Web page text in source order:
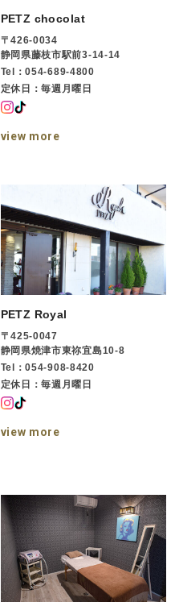
PETZ chocolat
〒426-0034
静岡県藤枝市駅前3-14-14
Tel：054-689-4800
定休日：毎週月曜日
view more
PETZ Royal
〒425-0047
静岡県焼津市東祢宜島10-8
Tel：054-908-8420
定休日：毎週月曜日
view more